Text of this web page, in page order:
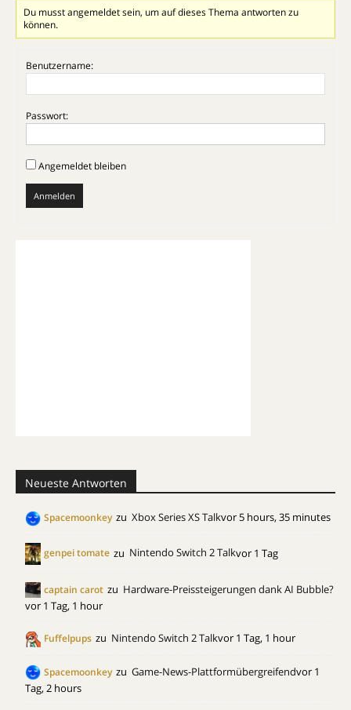
Du musst angemeldet sein, um auf dieses Thema antworten zu
können.
Benutzername:
Passwort:
Angemeldet bleiben
Anmelden
Neueste Antworten
Spacemoonkey zu Xbox Series XS Talkvor 5 hours, 35 minutes
genpei tomate zu Nintendo Switch 2 Talkvor 1 Tag
captain carot zu Hardware-Preissteigerungen dank AI Bubble?
vor 1 Tag, 1 hour
Fuffelpups zu Nintendo Switch 2 Talkvor 1 Tag, 1 hour
Spacemoonkey zu Game-News-Plattformübergreifendvor 1
Tag, 2 hours